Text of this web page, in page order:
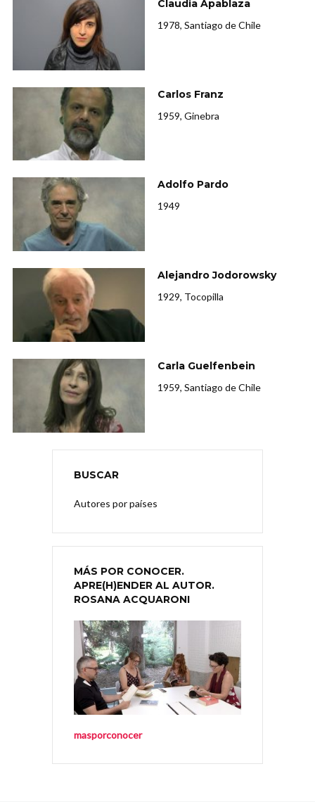
Claudia Apablaza
1978, Santiago de Chile
Carlos Franz
1959, Ginebra
Adolfo Pardo
1949
Alejandro Jodorowsky
1929, Tocopilla
Carla Guelfenbein
1959, Santiago de Chile
BUSCAR
Autores por países
MÁS POR CONOCER.
APRE(H)ENDER AL AUTOR.
ROSANA ACQUARONI
masporconocer